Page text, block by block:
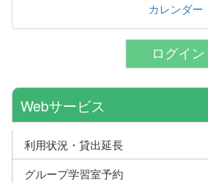
カレンダー
ログイン
Webサービス
利用状況・貸出延長
グループ学習室予約